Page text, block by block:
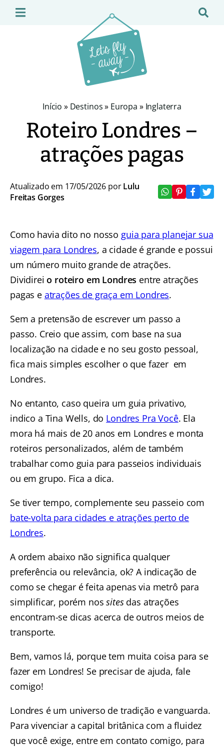
Início » Destinos» Europa » Inglaterra
Roteiro Londres –
atrações pagas
Atualizado em 17/05/2026 porLulu
Freitas Gorges
Como havia dito no nosso guia para planejar sua
viagem para Londres, a cidade é grande e possui
um número muito grande de atrações.
Dividirei o roteiro em Londres entre atrações
pagas e atrações de graça em Londres.
Sem a pretensão de escrever um passo a
passo. Creio que assim, com base na sua
localização na cidade e no seu gosto pessoal,
fica mais simples escolher o que fazer em
Londres.
No entanto, caso queira um guia privativo,
indico a Tina Wells, do Londres Pra Você. Ela
mora há mais de 20 anos em Londres e monta
roteiros personalizados, além de também
trabalhar como guia para passeios individuais
ou em grupo. Fica a dica.
Se tiver tempo, complemente seu passeio com
bate-volta para cidades e atrações perto de
Londres.
A ordem abaixo não significa qualquer
preferência ou relevância, ok? A indicação de
como se chegar é feita apenas via metrô para
simplificar, porém nossitesdas atrações
encontram-se dicas acerca de outros meios de
transporte.
Bem, vamos lá, porque tem muita coisa para se
fazer em Londres! Se precisar de ajuda, fale
comigo!
Londres é um universo de tradição e vanguarda.
Para vivenciar a capital britânica com a fluidez
que você exige, entre em contato comigo, para